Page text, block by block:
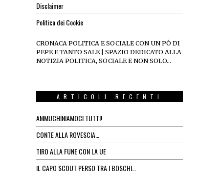
Disclaimer
Politica dei Cookie
CRONACA POLITICA E SOCIALE CON UN PÒ DI
PEPE E TANTO SALE | SPAZIO DEDICATO ALLA
NOTIZIA POLITICA, SOCIALE E NON SOLO…
ARTICOLI RECENTI
AMMUCHINIAMOCI TUTTI!
CONTE ALLA ROVESCIA…
TIRO ALLA FUNE CON LA UE
IL CAPO SCOUT PERSO TRA I BOSCHI…